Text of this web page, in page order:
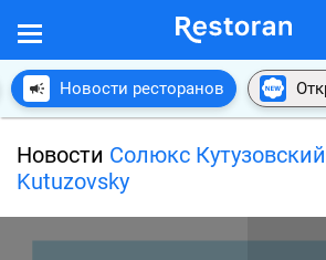
Новости ресторанов
Новости Солюкс
Kutuzovsky